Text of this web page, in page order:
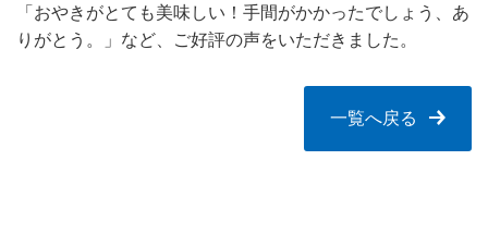
「おやきがとても美味しい！手間がかかったでしょう、あ
りがとう。」など、ご好評の声をいただきました。
一覧へ戻る